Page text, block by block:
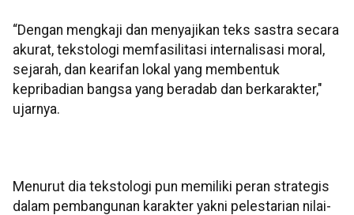
“Dengan mengkaji dan menyajikan teks sastra secara
akurat, tekstologi memfasilitasi internalisasi moral,
sejarah, dan kearifan lokal yang membentuk
kepribadian bangsa yang beradab dan berkarakter,"
ujarnya.
Menurut dia tekstologi pun memiliki peran strategis
dalam pembangunan karakter yakni pelestarian nilai-